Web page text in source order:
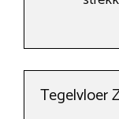
Tegelvloer